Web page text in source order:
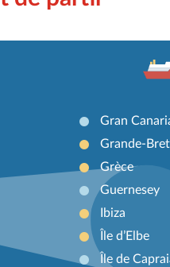
Gran
Grande-
Grèce
Guernesey
Ibiza
Île d’Elbe
Île de